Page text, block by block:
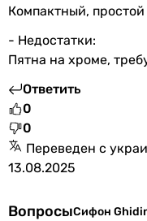
Компактный,
- Недостатки:
Пятна на хроме,
Ответить
0
0
Переведен с
13.08.2025
ВопросыСифон